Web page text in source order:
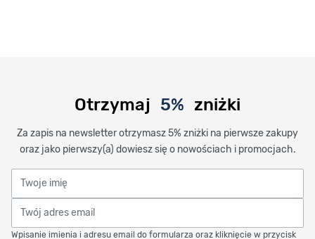
Otrzymaj 5% zniżki
Za zapis na newsletter otrzymasz 5% zniżki na pierwsze zakupy
oraz jako pierwszy(a) dowiesz się o nowościach i promocjach.
Twoje imię
Twój adres email
Wpisanie imienia i adresu email do formularza oraz kliknięcie w przycisk